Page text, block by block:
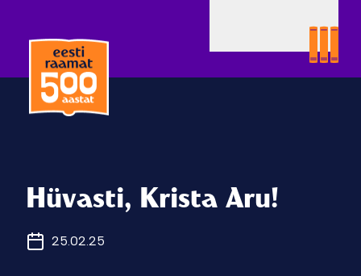
Hüvasti, Krista Aru!
25.02.25